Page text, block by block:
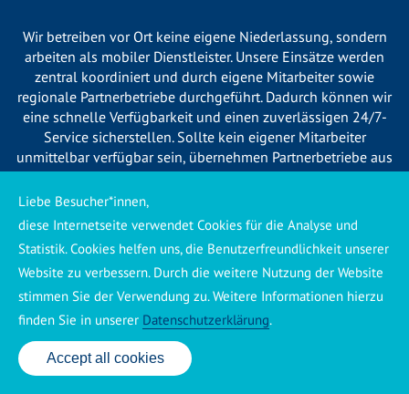
Wir betreiben vor Ort keine eigene Niederlassung, sondern
arbeiten als mobiler Dienstleister. Unsere Einsätze werden
zentral koordiniert und durch eigene Mitarbeiter sowie
regionale Partnerbetriebe durchgeführt. Dadurch können wir
eine schnelle Verfügbarkeit und einen zuverlässigen 24/7-
Service sicherstellen. Sollte kein eigener Mitarbeiter
unmittelbar verfügbar sein, übernehmen Partnerbetriebe aus
Ihrer Region den Auftrag. Alle eingesetzten Betriebe sind
verpflichtet, Sie vor Beginn der Arbeiten transparent über die
voraussichtlichen Kosten zu informieren und ortsübliche
Käuferschutz ansehen| Impressum
24 Std. Service: ✆ 0176 160 517 86
Accept all cookies
Liebe Besucher*innen,
diese Internetseite verwendet Cookies für die Analyse und
Statistik. Cookies helfen uns, die Benutzerfreundlichkeit unserer
Website zu verbessern. Durch die weitere Nutzung der Website
stimmen Sie der Verwendung zu. Weitere Informationen hierzu
finden Sie in unserer Datenschutzerklärung.